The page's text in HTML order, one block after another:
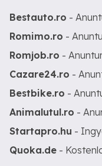
Bestauto.ro -
Romimo.ro -
Romjob.ro -
Cazare24.ro -
Bestbike.ro -
Animalutul.ro -
Startapro.hu -
Quoka.de -